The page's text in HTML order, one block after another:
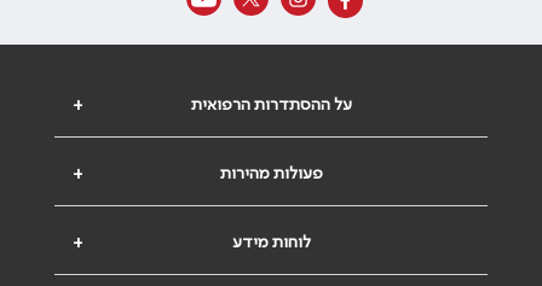
+ על ההסתדרות הרפואית
+ פעולות מהירות
+ לוחות מידע